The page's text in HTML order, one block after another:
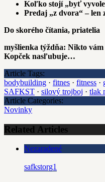
Koľko stojí „byť
Predaj „z dvora“ – len
Do skorého čítania, priatelia
myšlienka týždňa: Nikto
Kopček nasľubuje…
Article Tags:
bodybuilding · fitnes · fitness ·
SAFKST · silový trojboj · tlak
Article Categories:
Novinky
Related Articles
Nezaradené
safkstorg1